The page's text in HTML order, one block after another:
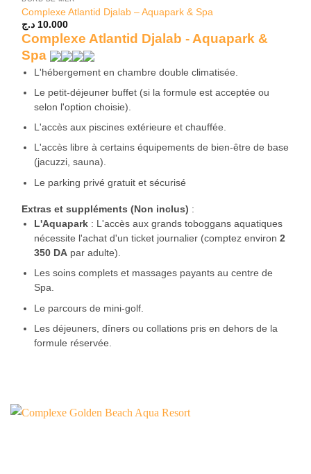
Complexe Atlantid Djalab – Aquapark & Spa
10.000 د.ج
Complexe Atlantid Djalab - Aquapark &
Spa
L'hébergement en chambre double climatisée.
Le petit-déjeuner buffet (si la formule est acceptée ou
selon l'option choisie).
L'accès aux piscines extérieure et chauffée.
L'accès libre à certains équipements de bien-être de base
(jacuzzi, sauna).
Le parking privé gratuit et sécurisé
Extras et suppléments (Non inclus) :
L'Aquapark: L'accès aux grands toboggans aquatiques
nécessite l'achat d'un ticket journalier (comptez environ 2
350 DApar adulte).
Les soins complets et massages payants au centre de
Spa.
Le parcours de mini-golf.
Les déjeuners, dîners ou collations pris en dehors de la
formule réservée.